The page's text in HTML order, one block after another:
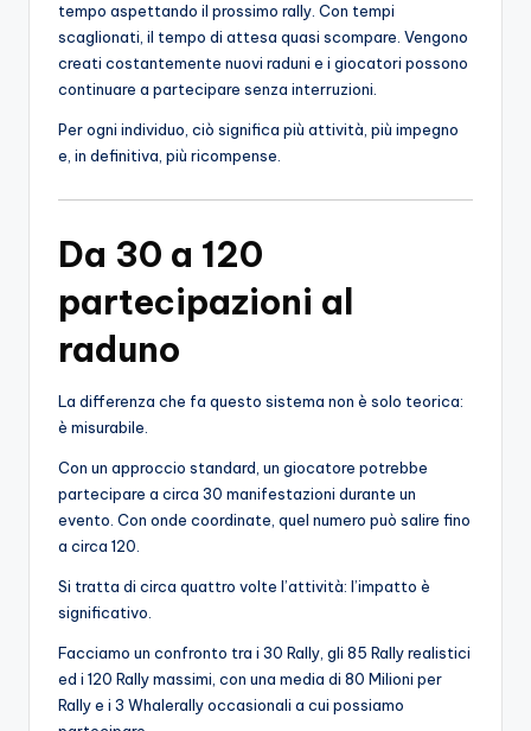
tempo aspettando il prossimo rally. Con tempi
scaglionati, il tempo di attesa quasi scompare. Vengono
creati costantemente nuovi raduni e i giocatori possono
continuare a partecipare senza interruzioni.
Per ogni individuo, ciò significa più attività, più impegno
e, in definitiva, più ricompense.
Da 30 a 120
partecipazioni al
raduno
La differenza che fa questo sistema non è solo teorica:
è misurabile.
Con un approccio standard, un giocatore potrebbe
partecipare a circa 30 manifestazioni durante un
evento. Con onde coordinate, quel numero può salire fino
a circa 120.
Si tratta di circa quattro volte l’attività: l’impatto è
significativo.
Facciamo un confronto tra i 30 Rally, gli 85 Rally realistici
ed i 120 Rally massimi, con una media di 80 Milioni per
Rally e i 3 Whalerally occasionali a cui possiamo